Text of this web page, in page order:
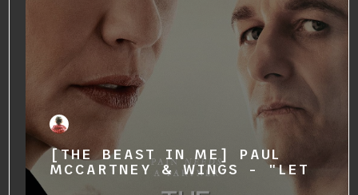
[THE BEAST IN ME] PAUL
MCCARTNEY & WINGS - "LET